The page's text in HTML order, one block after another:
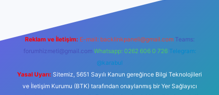
Reklam ve İletişim: E-mail: backlinkpaneli@gmail.com Teams:
forumhizmeti@gmail.com Whatsapp: 0262 606 0 726 Telegram:
@karabul
Yasal Uyarı: Sitemiz, 5651 Sayılı Kanun gereğince Bilgi Teknolojileri
ve İletişim Kurumu (BTK) tarafından onaylanmış bir Yer Sağlayıcı